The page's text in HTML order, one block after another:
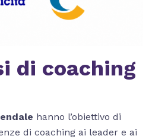
di coaching
hanno l’obiettivo di
di coaching ai leader e ai